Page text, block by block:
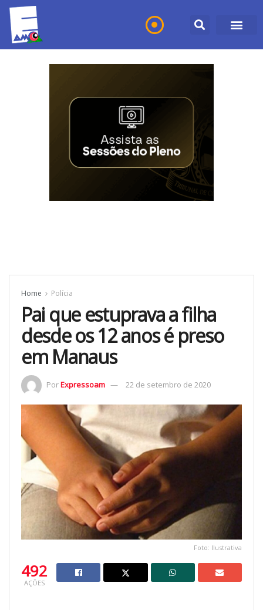
Home Polícia
Pai que estuprava a filha
desde os 12 anos é preso
em Manaus
PorExpressoam 22 de setembro de 2020
Foto: Ilustrativa
492
AÇÕES